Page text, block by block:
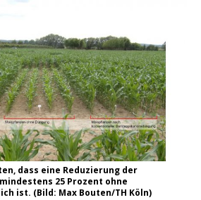
dass eine Reduzierung der
25 Prozent ohne
ist. (Bild: Max Bouten/TH Köln)